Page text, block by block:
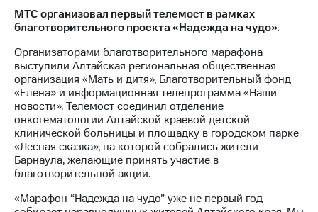
Контакты
Медиа-центр
Пресс-
релизы
МТС
о технологиях
Достижения
Интервью
Финансовая
отчетность
МТС организовал первый телемост в рамках
благотворительного проекта «Надежда на чудо».
Организаторами благотворительного марафона
выступили Алтайская региональная общественная
организация «Мать и дитя», Благотворительный фонд
«Елена» и информационная телепрограмма «Наши
новости». Телемост соединил отделение
онкогематологии Алтайской краевой детской
клинической больницы и площадку в городском парке
«Лесная сказка», на которой собрались жители
Барнаула, желающие принять участие в
благотворительной акции.
«Марафон “Надежда на чудо” уже не первый год